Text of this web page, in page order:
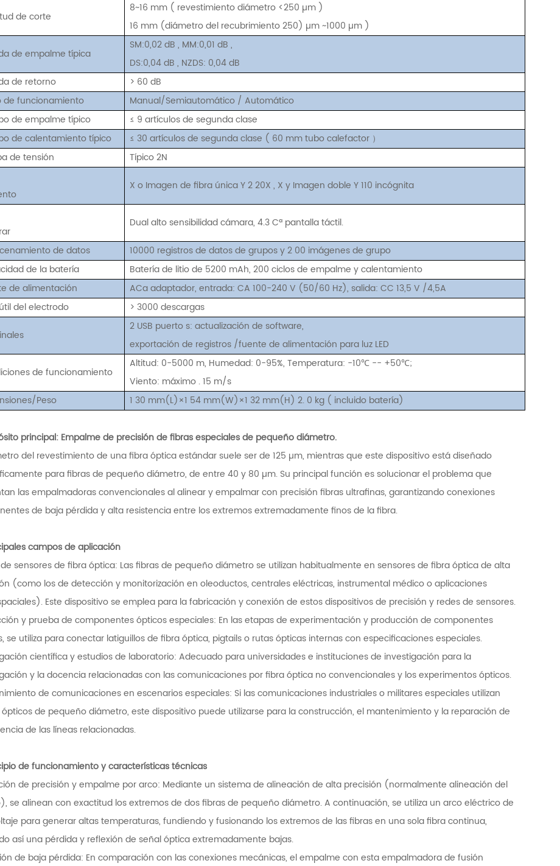
de corte
8~16 mm ( revestimientodiámetro <250 µm )
16 mm (diámetro del recubrimiento 250) µm~1000 µm )
de empalme típica
SM:0,02 dB , MM:0,01 dB ,
DS:0,04 dB , NZDS: 0,04 dB
de retorno
> 60 dB
de funcionamiento
Manual/Semiautomático / Automático
de empalme típico
≤ 9 artículos de segunda clase
de calentamiento típico
≤ 30 artículos de segunda clase ( 60 mmtubo calefactor ）
de tensión
Típico 2N
X o Imagen de fibra única Y220X , X y Imagen doble Y110 incógnita
Dualaltosensibilidadcámara, 4.3Cª pantalla táctil.
de datos
10000 registros de datos de grupos y2 00 imágenes de grupo
de la batería
Batería de litio de 5200 mAh, 200 ciclos de empalme y calentamiento
de alimentación
ACaadaptador, entrada: CA 100-240 V (50/60 Hz), salida: CC 13,5 V /4,5A
del electrodo
> 3000 descargas
2 USB puertos: actualización de software,
exportación de registros /fuente de alimentación para luz LED
de funcionamiento
Altitud: 0-5000 m, Humedad: 0-95%, Temperatura: -10℃ -- +50℃;
Viento: máximo .15 m/s
Peso
1 30 mm(L)×1 54 mm(W)×1 32 mm(H) 2. 0 kg ( incluido batería)
principal: Empalme de precisión de fibras especiales de pequeño diámetro.
del revestimiento de una fibra óptica estándar suele ser de 125 µm, mientras que este dispositivo está diseñado
para fibras de pequeño diámetro, de entre 40 y 80 µm. Su principal función es solucionar el problema que
las empalmadoras convencionales al alinear y empalmar con precisión fibras ultrafinas, garantizando conexiones
de baja pérdida y alta resistencia entre los extremos extremadamente finos de la fibra.
campos de aplicación
sensores de fibra óptica: Las fibras de pequeño diámetro se utilizan habitualmente en sensores de fibra óptica de alta
(como los de detección y monitorización en oleoductos, centrales eléctricas, instrumental médico o aplicaciones
Este dispositivo se emplea para la fabricación y conexión de estos dispositivos de precisión y redes de sensores.
y prueba de componentes ópticos especiales: En las etapas de experimentación y producción de componentes
se utiliza para conectar latiguillos de fibra óptica, pigtails o rutas ópticas internas con especificaciones especiales.
científica y estudios de laboratorio: Adecuado para universidades e instituciones de investigación para la
y la docencia relacionadas con las comunicaciones por fibra óptica no convencionales y los experimentos ópticos.
de comunicaciones en escenarios especiales: Si las comunicaciones industriales o militares especiales utilizan
de pequeño diámetro, este dispositivo puede utilizarse para la construcción, el mantenimiento y la reparación de
de las líneas relacionadas.
de funcionamiento y características técnicas
de precisión y empalme por arco: Mediante un sistema de alineación de alta precisión (normalmente alineación del
se alinean con exactitud los extremos de dos fibras de pequeño diámetro. A continuación, se utiliza un arco eléctrico de
para generar altas temperaturas, fundiendo y fusionando los extremos de las fibras en una sola fibra continua,
así una pérdida y reflexión de señal óptica extremadamente bajas.
de baja pérdida: En comparación con las conexiones mecánicas, el empalme con esta empalmadora de fusión